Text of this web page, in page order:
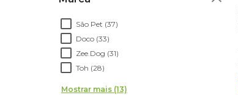
São Pet (37)
Doco (33)
Zee.Dog (31)
Toh (28)
Mostrar mais (13)